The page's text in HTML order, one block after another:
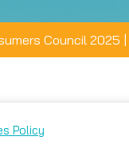
Council 2025 |
Policy
ามเป็นส่วนตัวได้